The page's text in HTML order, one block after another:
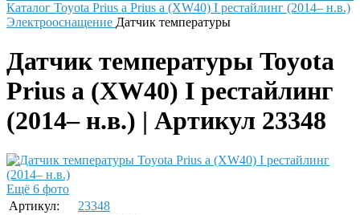
Каталог Toyota Prius a Prius a (XW40) I рестайлинг (2014– н.в.)
Электрооснащение Датчик температуры
Датчик температуры Toyota
Prius a (XW40) I рестайлинг
(2014– н.в.) | Артикул 23348
Ещё 6 фото
Артикул:
23348